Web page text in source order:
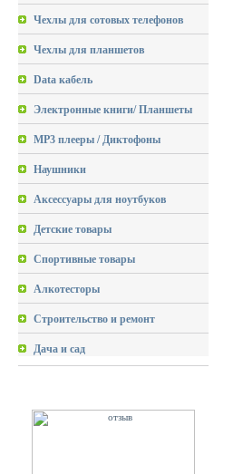
Чехлы для сотовых телефонов
Чехлы для планшетов
Data кабель
Электронные книги/ Планшеты
MP3 плееры / Диктофоны
Наушники
Аксессуары для ноутбуков
Детские товары
Спортивные товары
Алкотесторы
Строительство и ремонт
Дача и сад